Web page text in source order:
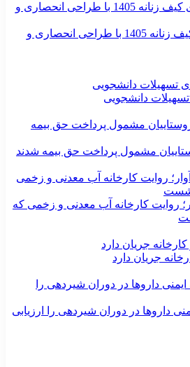
جدیدترین مدل‌های کیف زنانه 1405 با طراحی انحصاری و
روایت کارخانه آب معدنی و زخمی که
جریان دارد
داروها در دوران شیردهی را ارزیابی